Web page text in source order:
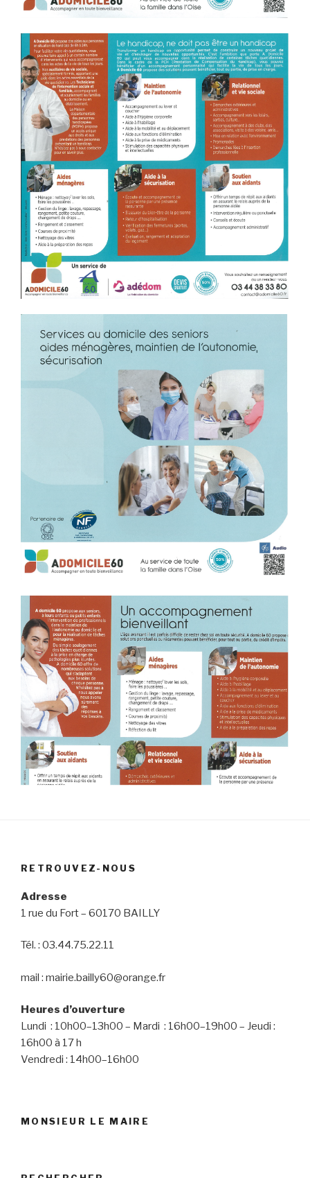
RETROUVEZ-NOUS
Adresse
1 rue du Fort – 60170 BAILLY
Tél. : 03.44.75.22.11
mail : mairie.bailly60@orange.fr
Heures d’ouverture
Lundi : 10h00–13h00 – Mardi : 16h00–19h00 – Jeudi :
16h00 à 17 h
Vendredi : 14h00–16h00
MONSIEUR LE MAIRE